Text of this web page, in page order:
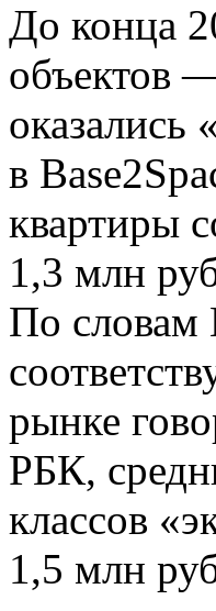
До конца
объектов
оказались
в
квартиры
1,3 млн
По словам
рынке
РБК,
классов
1,5 млн